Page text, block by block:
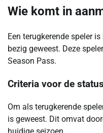
Wie komt in
Een terugkerende speler
bezig geweest. Deze
Season Pass.
Criteria voor de
Om als terugkerende
is geweest. Dit omvat
huidige seizoen.